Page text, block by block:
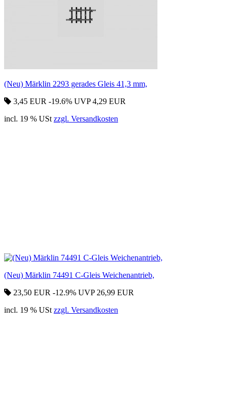
(Neu) Märklin 2293 gerades Gleis 41,3 mm,
3,45 EUR -19.6% UVP 4,29 EUR
incl. 19 % USt zzgl. Versandkosten
(Neu) Märklin 74491 C-Gleis Weichenantrieb,
23,50 EUR -12.9% UVP 26,99 EUR
incl. 19 % USt zzgl. Versandkosten